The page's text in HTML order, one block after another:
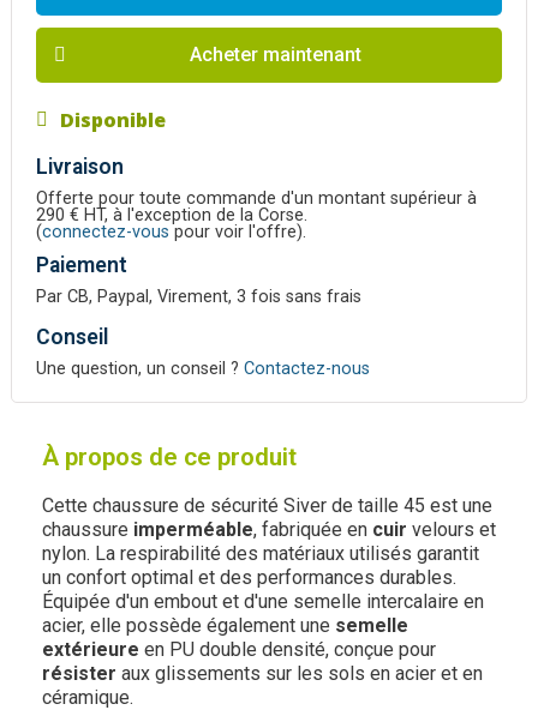
Acheter maintenant
Disponible
Livraison
Offerte pour toute commande d'un montant supérieur à
290 € HT, à l'exception de la Corse.
(connectez-vous pour voir l'offre).
Paiement
Par CB, Paypal, Virement, 3 fois sans frais
Conseil
Une question, un conseil ? Contactez-nous
À propos de ce produit
Cette chaussure de sécurité Siver de taille 45 est une
chaussure imperméable, fabriquée en cuir velours et
nylon. La respirabilité des matériaux utilisés garantit
un confort optimal et des performances durables.
Équipée d'un embout et d'une semelle intercalaire en
acier, elle possède également une semelle
extérieure en PU double densité, conçue pour
résister aux glissements sur les sols en acier et en
céramique.